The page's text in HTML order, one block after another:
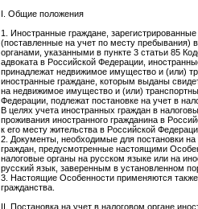
I. Общие положения
1. Иностранные граждане,
(поставленные на учет по месту пребывания)
органами, указанными в пункте 3 статьи 85
адвоката в Российской Федерации,
принадлежат недвижимое имущество и (или)
иностранные граждане, которым выданы
на недвижимое имущество и (или)
Федерации, подлежат постановке на учет в
В целях учета иностранных граждан в
проживания иностранного гражданина в
к его месту жительства в Российской
2. Документы, необходимые для постановки на
граждан, предусмотренные настоящими
налоговые органы на русском языке или на
русский язык, заверенным в установленном
3. Настоящие Особенности применяются
гражданства.
II. Постановка на учет в налоговом органе